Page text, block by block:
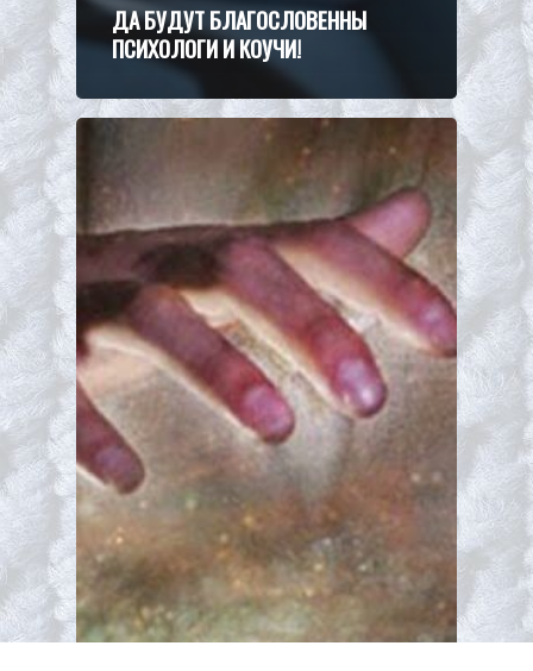
ДА БУДУТ БЛАГОСЛОВЕННЫ
ПСИХОЛОГИ И КОУЧИ!